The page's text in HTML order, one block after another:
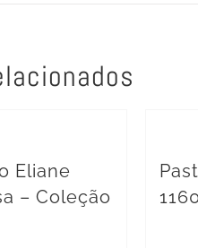
Eliane
– Coleção